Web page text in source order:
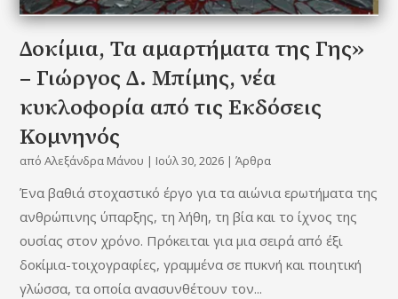
Δοκίμια, Τα αμαρτήματα της Γης»
– Γιώργος Δ. Μπίμης, νέα
κυκλοφορία από τις Εκδόσεις
Κομνηνός
απόΑλεξάνδρα Μάνου | Ιούλ 30, 2026 |Άρθρα
Ένα βαθιά στοχαστικό έργο για τα αιώνια ερωτήματα της
ανθρώπινης ύπαρξης, τη λήθη, τη βία και το ίχνος της
ουσίας στον χρόνο. Πρόκειται για μια σειρά από έξι
δοκίμια-τοιχογραφίες, γραμμένα σε πυκνή και ποιητική
γλώσσα, τα οποία ανασυνθέτουν τον...